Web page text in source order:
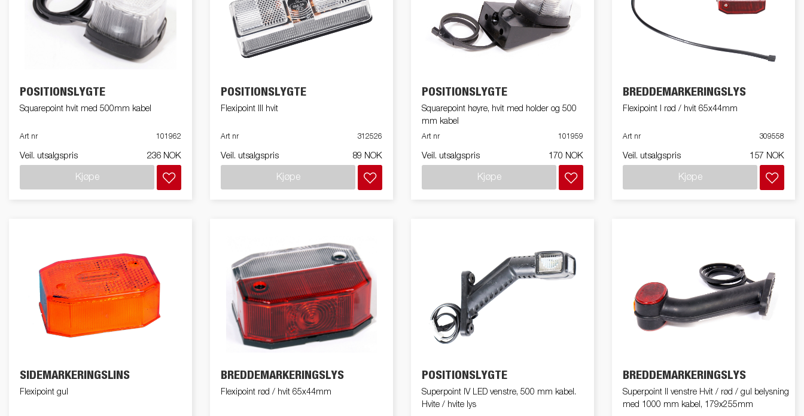
POSITIONSLYGTE
Squarepoint hvit med 500mm kabel
Art nr 101962
Veil. utsalgspris 236 NOK
Kjøpe
POSITIONSLYGTE
Flexipoint III hvit
Art nr 312526
Veil. utsalgspris 89 NOK
Kjøpe
POSITIONSLYGTE
Squarepoint høyre, hvit med holder og 500
mm kabel
Art nr 101959
Veil. utsalgspris 170 NOK
Kjøpe
BREDDEMARKERINGSLYS
Flexipoint I rød / hvit 65x44mm
Art nr 309558
Veil. utsalgspris 157 NOK
Kjøpe
SIDEMARKERINGSLINS
Flexipoint gul
BREDDEMARKERINGSLYS
Flexipoint rød / hvit 65x44mm
POSITIONSLYGTE
Superpoint IV LED venstre, 500 mm kabel.
Hvite / hvite lys
BREDDEMARKERINGSLYS
Superpoint II venstre Hvit / rød / gul belysning
med 1000 mm kabel, 179x255mm